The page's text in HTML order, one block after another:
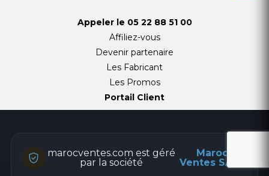
Appeler le 05 22 88 51 00
Affiliez-vous
Devenir partenaire
Les Fabricant
Les Promos
Portail Client
marocventes.com est géré
par la société
Maroc
Ventes SARL